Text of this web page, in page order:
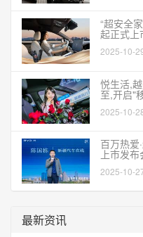
“超安全
起正式上
2025-10-
悦生活,
至,开启"
2025-10-
百万热
上市发
2025-10-
最新资讯